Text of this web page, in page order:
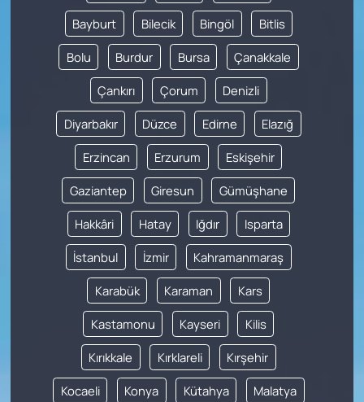
Bayburt Bilecik Bingöl Bitlis
Bolu Burdur Bursa Çanakkale
Çankırı Çorum Denizli
Diyarbakır Düzce Edirne Elazığ
Erzincan Erzurum Eskişehir
Gaziantep Giresun Gümüşhane
Hakkâri Hatay Iğdır Isparta
İstanbul İzmir Kahramanmaraş
Karabük Karaman Kars
Kastamonu Kayseri Kilis
Kırıkkale Kırklareli Kırşehir
Kocaeli Konya Kütahya Malatya